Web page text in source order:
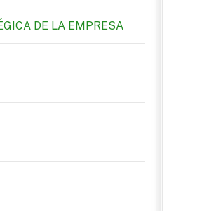
DE LA EMPRESA